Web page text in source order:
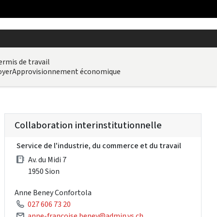
de travail
Approvisionnement économique
Collaboration interinstitutionnelle
Service de l'industrie, du commerce et du travail
Av. du Midi 7
1950 Sion
Anne Beney Confortola
027 606 73 20